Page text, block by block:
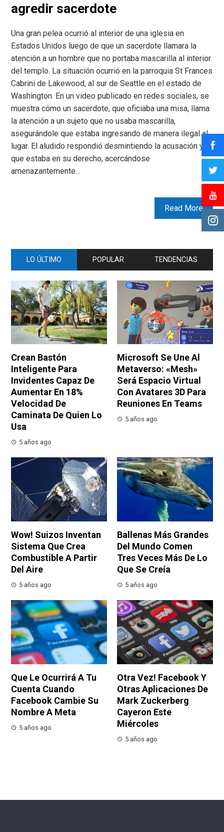
agredir sacerdote
Una gran pelea ocurrió al interior de una iglesia en
Estados Unidos luego de que un sacerdote llamara la
atención a un hombre que no portaba mascarilla al interior
del templo. La situación ocurrió en la parroquia St Frances
Cabrini de Lakewood, al sur de Seattle en el estado de
Washington. En un video publicado en redes sociales, se
muestra cómo un sacerdote, que oficiaba una misa, llama
la atención a un sujeto que no usaba mascarilla,
asegurándole que estaba ingresando de manera ilegal al
lugar. El aludido respondió desmintiendo la acusación y
que estaba en su derecho, acercándose
amenazantemente…
Read More
LO ÚLTIMO POPULAR TENDENCIAS
Crean Bastón
Inteligente Para
Invidentes Capaz De
Aumentar En 18%
Velocidad De
Caminata De Quien Lo
Usa
5 años ago
Microsoft Se Une Al
Metaverso: «Mesh»
Será Espacio Virtual
Con Avatares 3D Para
Reuniones En Teams
5 años ago
Wow! Suizos Inventan
Sistema Que Crea
Combustible A Partir
Del Aire
5 años ago
Ballenas Más Grandes
Del Mundo Comen
Tres Veces Más De Lo
Que Se Creía
5 años ago
Que Le Ocurrirá A Tu
Cuenta Cuando
Facebook Cambie Su
Nombre A Meta
5 años ago
Otra Vez! Facebook Y
Otras Aplicaciones De
Mark Zuckerberg
Cayeron Este
Miércoles
5 años ago